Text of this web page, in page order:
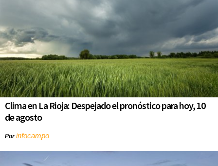
Clima en La Rioja: Despejado el pronóstico para hoy, 10
de agosto
Porinfocampo